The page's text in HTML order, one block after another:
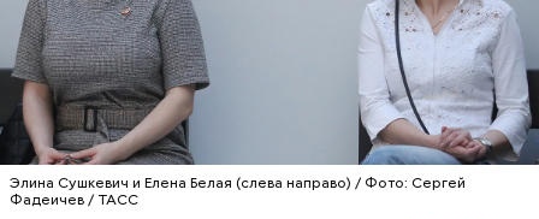
Элина Сушкевич и Елена Белая (слева направо) / Фото: Сергей
Фадеичев / ТАСС
Около полуночи 5 ноября 2018 года в
калининградский роддом № 4 привозят 27-
летнюю гражданку Узбекистана Замиру Ахмедову.
На 23-й неделе беременности у нее начались
преждевременные роды. В 04:30 6 ноября девушка
рожает мальчика, вес которого составляет около
700 граммов. Детей, рожденных до 28 недель,
ВРАЧИ
КАЛИНИНГРАДСКАЯ ОБЛАСТЬ
МОСКОВСКАЯ ОБЛАСТЬ
ДЕТИ СУДЫ